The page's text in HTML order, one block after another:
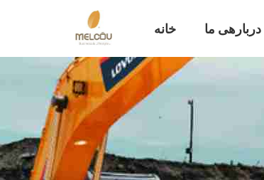
خانه دربارهی ما